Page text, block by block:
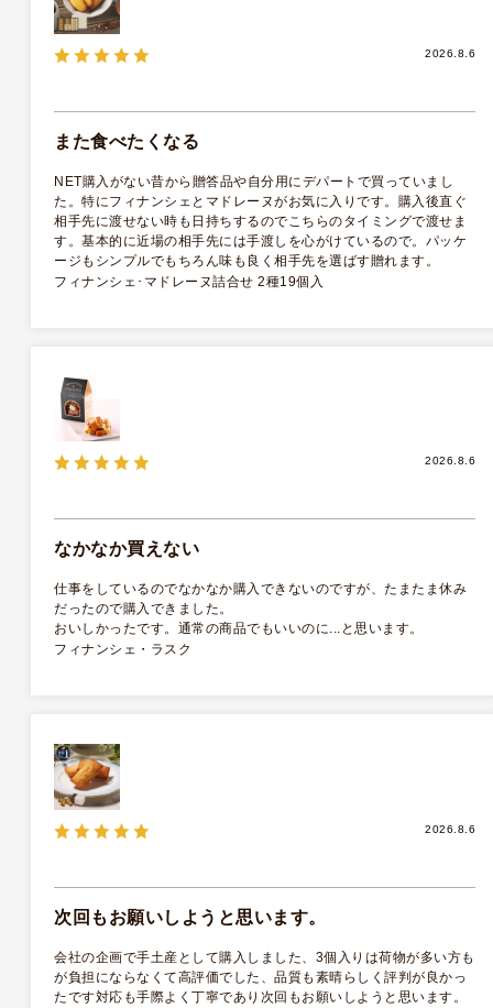
《お届けは9/22まで》テリーヌ･ド
ゥ･フリュイ･アソート M(A) 5種
《お届けは9/22まで》テリーヌ･ド
ゥ･フリュイ･アソート L 14種23
個入
2026.8.6
また食べたくなる
NET購入がない昔から贈答品や自分用にデパートで買っていまし
た。特にフィナンシェとマドレーヌがお気に入りです。購入後直ぐ
相手先に渡せない時も日持ちするのでこちらのタイミングで渡せま
す。基本的に近場の相手先には手渡しを心がけているので。パッケ
ージもシンプルでもちろん味も良く相手先を選ばす贈れます。
フィナンシェ･マドレーヌ詰合せ 2種19個入
2026.8.6
なかなか買えない
仕事をしているのでなかなか購入できないのですが、たまたま休み
だったので購入できました。
おいしかったです。通常の商品でもいいのに...と思います。
フィナンシェ・ラスク
2026.8.6
次回もお願いしようと思います。
会社の企画で手土産として購入しました、3個入りは荷物が多い方も
が負担にならなくて高評価でした、品質も素晴らしく評判が良かっ
たです対応も手際よく丁寧であり次回もお願いしようと思います。